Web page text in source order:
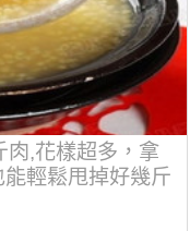
肉,花樣超多，拿
輕鬆甩掉好幾斤